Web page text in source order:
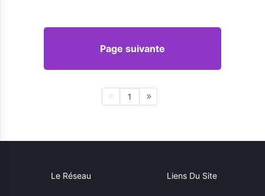
Page suivante
1
Le Réseau Liens Du Site